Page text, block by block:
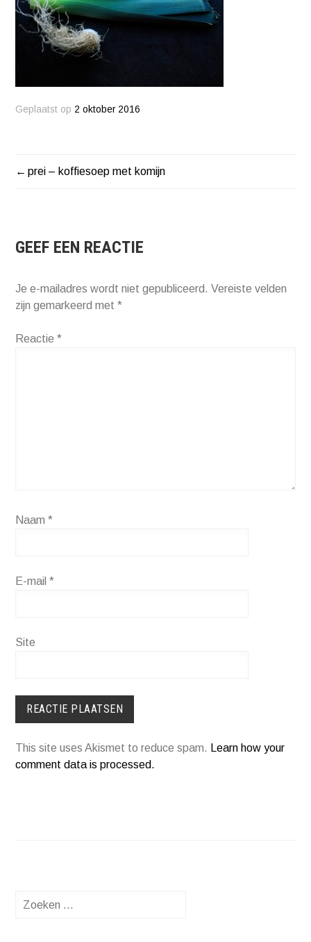
Geplaatst op 2 oktober 2016
BERICHT
prei – koffiesoep met komijn
GEEF EEN REACTIE
Je e-mailadres wordt niet gepubliceerd. Vereiste velden
zijn gemarkeerd met*
Reactie*
Naam*
E-mail*
Site
This site uses Akismet to reduce spam. Learn how your
comment data is processed.
Zoeken